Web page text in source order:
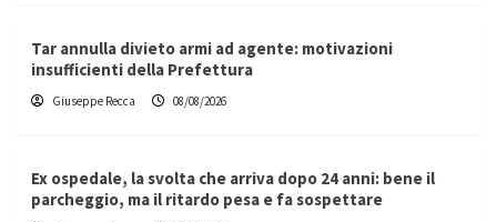
Tar annulla divieto armi ad agente: motivazioni
insufficienti della Prefettura
Giuseppe Recca 08/08/2026
Ex ospedale, la svolta che arriva dopo 24 anni: bene il
parcheggio, ma il ritardo pesa e fa sospettare